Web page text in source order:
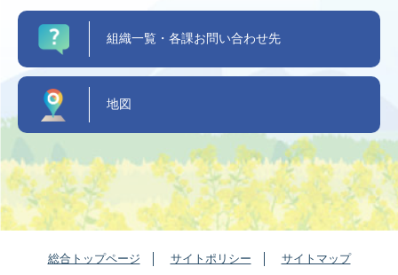
組織一覧・各課お問い合わせ先
地図
総合トップページ サイトポリシー サイトマップ